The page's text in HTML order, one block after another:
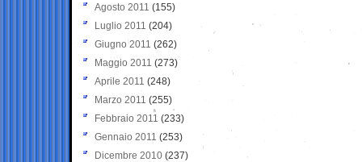
Agosto 2011 (155)
Luglio 2011 (204)
Giugno 2011 (262)
Maggio 2011 (273)
Aprile 2011 (248)
Marzo 2011 (255)
Febbraio 2011 (233)
Gennaio 2011 (253)
Dicembre 2010 (237)